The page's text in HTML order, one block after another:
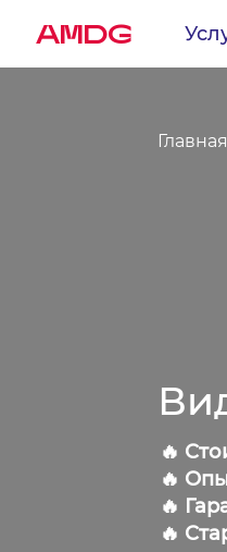
Главная
AMDG
🔥
🔥
🔥
🔥